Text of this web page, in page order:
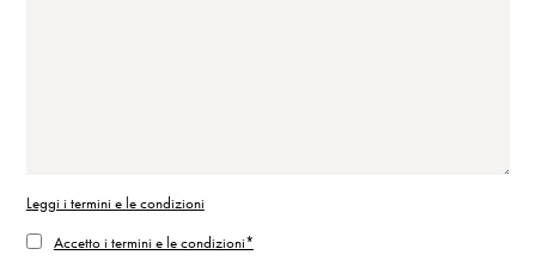
Leggi i termini e le condizioni
Accetto i termini e le condizioni*